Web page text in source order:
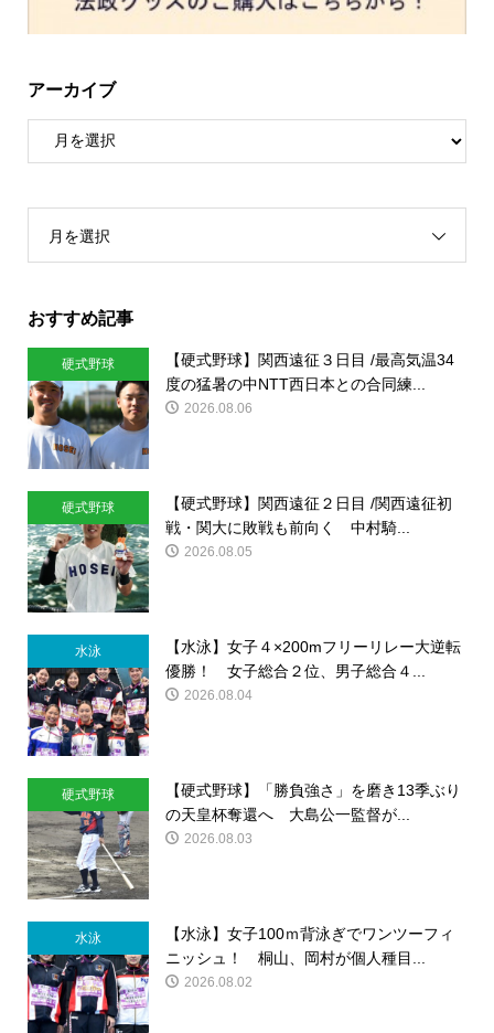
アーカイブ
月を選択
おすすめ記事
硬式野球
【硬式野球】関西遠征３日目 /最高気温34
度の猛暑の中NTT西日本との合同練...
2026.08.06
硬式野球
【硬式野球】関西遠征２日目 /関西遠征初
戦・関大に敗戦も前向く 中村騎...
2026.08.05
水泳
【水泳】女子４×200mフリーリレー大逆転
優勝！ 女子総合２位、男子総合４...
2026.08.04
硬式野球
【硬式野球】「勝負強さ」を磨き13季ぶり
の天皇杯奪還へ 大島公一監督が...
2026.08.03
水泳
【水泳】女子100ｍ背泳ぎでワンツーフィ
ニッシュ！ 桐山、岡村が個人種目...
2026.08.02